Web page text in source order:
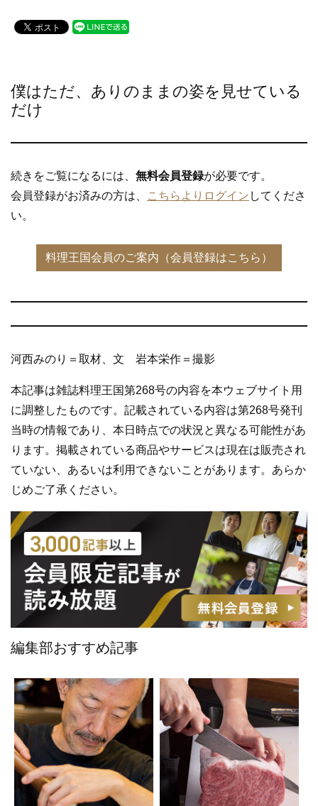
c
o
o
k
tt
e
僕はただ、ありのままの姿を見せている
だけ
続きをご覧になるには、 無料会員登録が必要です。
会員登録がお済みの方は、
こちらよりログイン してくださ
い。
河西みのり＝取材、文 岩本栄作＝撮影
本記事は雑誌料理王国第268号の内容を本ウェブサイト用
に調整したものです。記載されている内容は第268号発刊
当時の情報であり、本日時点での状況と異なる可能性があ
ります。掲載されている商品やサービスは現在は販売され
ていない、あるいは利用できないことがあります。あらか
じめご了承ください。
編集部おすすめ記事